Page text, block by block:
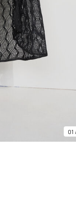
01